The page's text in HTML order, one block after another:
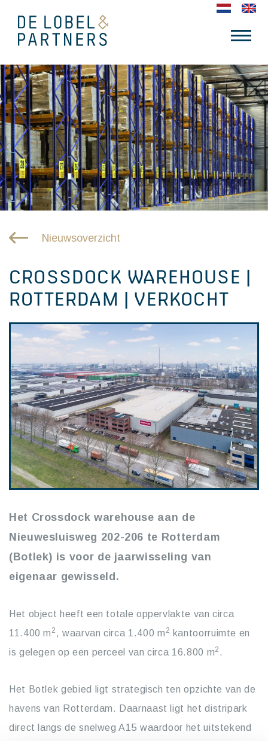
Nieuwsoverzicht
CROSSDOCK WAREHOUSE |
ROTTERDAM | VERKOCHT
Het Crossdock warehouse aan de
Nieuwesluisweg 202-206 te Rotterdam
(Botlek) is voor de jaarwisseling van
eigenaar gewisseld.
Het object heeft een totale oppervlakte van circa
11.400 m 2 , waarvan circa 1.400 m 2 kantoorruimte en
is gelegen op een perceel van circa 16.800 m2 .
Het Botlek gebied ligt strategisch ten opzichte van de
havens van Rotterdam. Daarnaast ligt het distripark
direct langs de snelweg A15 waardoor het uitstekend